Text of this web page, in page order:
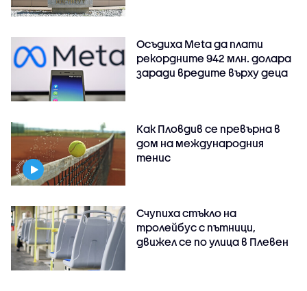
Осъдиха Meta да плати
рекордните 942 млн. долара
заради вредите върху деца
Как Пловдив се превърна в
дом на международния
тенис
Счупиха стъкло на
тролейбус с пътници,
движел се по улица в Плевен